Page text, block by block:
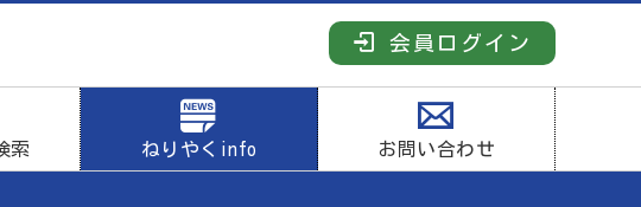
会員ログイン
索 ねりやくinfo お問い合わせ